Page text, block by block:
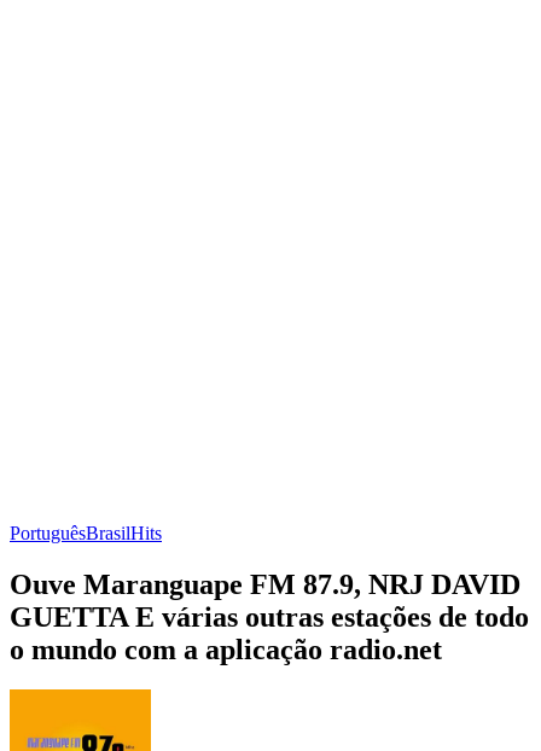
PortuguêsBrasilHits
Ouve Maranguape FM 87.9, NRJ DAVID
GUETTA E várias outras estações de todo
o mundo com a aplicação radio.net